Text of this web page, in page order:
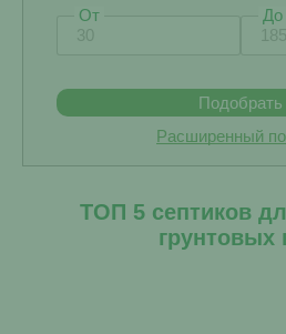
От
До
Подобрать
Расширенный
ТОП 5 септиков
грунтовых